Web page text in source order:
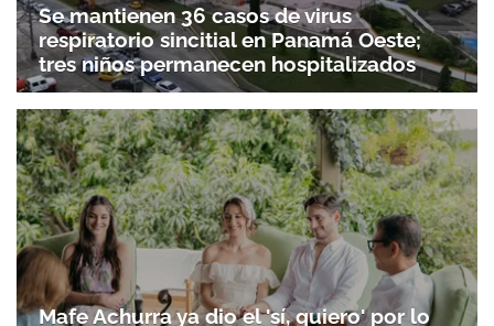
Se mantienen 36 casos de virus
respiratorio sincitial en Panamá Oeste;
tres niños permanecen hospitalizados
Mafe Achurra ya dio el 'sí, quiero' por lo